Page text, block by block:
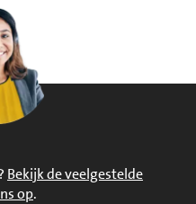
Bekijk de veelgestelde
op.